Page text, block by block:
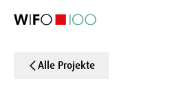
Alle Projekte